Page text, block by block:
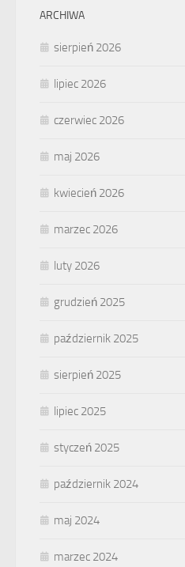
ARCHIWA
sierpień 2026
lipiec 2026
czerwiec 2026
maj 2026
kwiecień 2026
marzec 2026
luty 2026
grudzień 2025
październik 2025
sierpień 2025
lipiec 2025
styczeń 2025
październik 2024
maj 2024
marzec 2024